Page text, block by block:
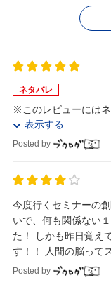
ネタバレ
※このレビューには
表示する
Posted by
今度行くセミナーの創設者が
いで、何も関係ない
た！ しかも昨日覚え
す！！ 人間の脳ってスゲェー！！ セミナー行くのが超楽しみで
す！
Posted by